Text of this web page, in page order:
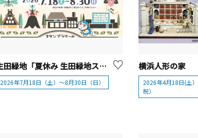
生田緑地「夏休み 生田緑地スタンプラリー」【川崎市】
2026年7月18日（土）～8月30日（日）
2026年4月18日(土
祝）